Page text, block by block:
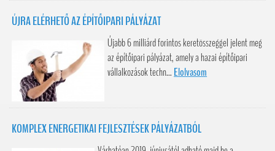
ÚJRA ELÉRHETŐ AZ ÉPÍTŐIPARI PÁLYÁZAT
Újabb 6 milliárd forintos keretösszeggel jelent meg
az építőipari pályázat, amely a hazai építőipari
vállalkozások techn... Elolvasom
KOMPLEX ENERGETIKAI FEJLESZTÉSEK PÁLYÁZATBÓL